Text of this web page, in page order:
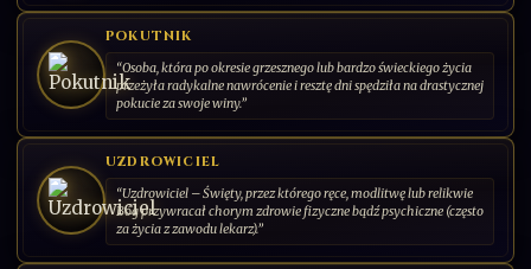
001/030
SERIA: ŚWIĘCI PAŃSCY | 2026 | POLSKA
POKUTNIK
“Osoba, która po okresie grzesznego lub bardzo świeckiego życia
przeżyła radykalne nawrócenie i resztę dni spędziła na drastycznej
pokucie za swoje winy.”
UZDROWICIEL
“Uzdrowiciel – Święty, przez którego ręce, modlitwę lub relikwie
Bóg przywracał chorym zdrowie fizyczne bądź psychiczne (często
za życia z zawodu lekarz).”